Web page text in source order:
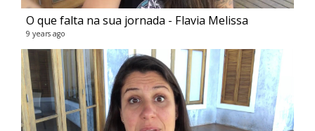
O que falta na sua jornada - Flavia Melissa
9 years ago